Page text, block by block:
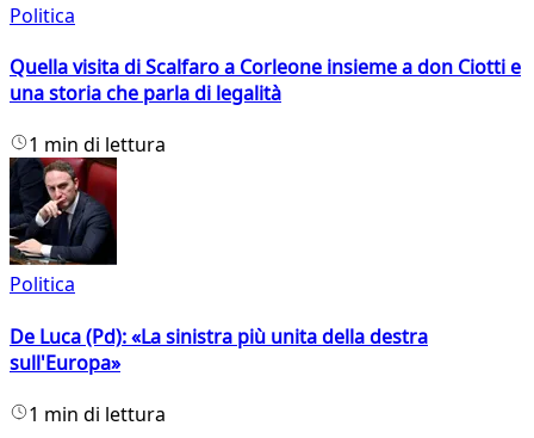
Politica
Quella visita di Scalfaro a Corleone insieme a don Ciotti e
una storia che parla di legalità
1 min di lettura
Politica
De Luca (Pd): «La sinistra più unita della destra
sull'Europa»
1 min di lettura